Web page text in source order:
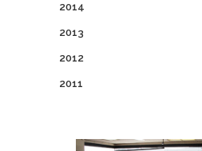
2014
2013
2012
2011